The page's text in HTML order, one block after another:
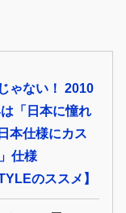
ゃない！ 2010
「日本に憧れ
本仕様にカス
仕様
のススメ】